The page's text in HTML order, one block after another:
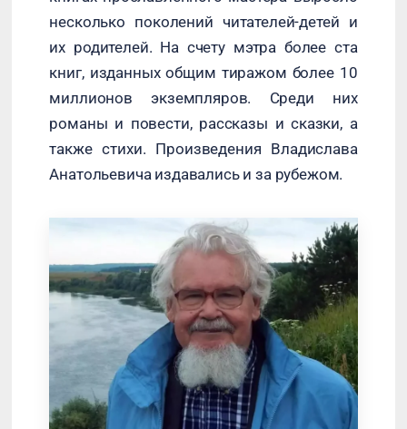
несколько поколений читателей-детей и
их родителей. На счету мэтра более ста
книг, изданных общим тиражом более 10
миллионов экземпляров. Среди них
романы и повести, рассказы и сказки, а
также стихи. Произведения Владислава
Анатольевича издавались и за рубежом.